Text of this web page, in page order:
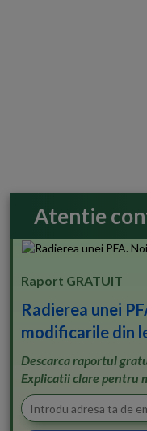
Atentie
Raport GRATUIT
Radierea unei
modificarile din
Descarca raportul
Explicatii clare pentru